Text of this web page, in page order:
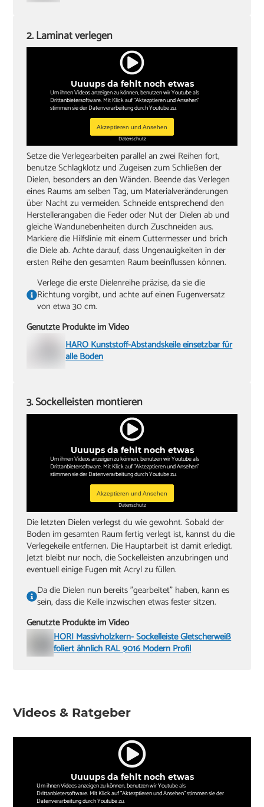
Uuuups da fehlt noch etwas
Um ihnen Videos anzeigen zu können, benutzen wir Youtube als
Drittanbietersoftware. Mit Klick auf "Aktezptieren und Ansehen"
stimmen sie der Datenverarbeitung durch Youtube zu.
Akzeptieren und Ansehen
Datenschutz
2. Laminat verlegen
Setze die Verlegearbeiten parallel an zwei Reihen fort,
benutze Schlagklotz und Zugeisen zum Schließen der
Dielen, besonders an den Wänden. Beende das Verlegen
eines Raums am selben Tag, um Materialveränderungen
über Nacht zu vermeiden. Schneide entsprechend den
Herstellerangaben die Feder oder Nut der Dielen ab und
gleiche Wandunebenheiten durch Zuschneiden aus.
Markiere die Hilfslinie mit einem Cuttermesser und brich
die Diele ab. Achte darauf, dass Ungenauigkeiten in der
ersten Reihe den gesamten Raum beeinflussen können.
Verlege die erste Dielenreihe präzise, da sie die
Richtung vorgibt, und achte auf einen Fugenversatz
von etwa 30 cm.
Genutzte Produkte im Video
HARO Kunststoff-Abstandskeile einsetzbar für
alle Böden
Uuuups da fehlt noch etwas
Um ihnen Videos anzeigen zu können, benutzen wir Youtube als
Drittanbietersoftware. Mit Klick auf "Aktezptieren und Ansehen"
stimmen sie der Datenverarbeitung durch Youtube zu.
Akzeptieren und Ansehen
Datenschutz
3. Sockelleisten montieren
Die letzten Dielen verlegst du wie gewohnt. Sobald der
Boden im gesamten Raum fertig verlegt ist, kannst du die
Verlegekeile entfernen. Die Hauptarbeit ist damit erledigt.
Jetzt bleibt nur noch, die Sockelleisten anzubringen und
eventuell einige Fugen mit Acryl zu füllen.
Da die Dielen nun bereits "gearbeitet" haben, kann es
sein, dass die Keile inzwischen etwas fester sitzen.
Genutzte Produkte im Video
HORI Massivholzkern- Sockelleiste Gletscherweiß
foliert ähnlich RAL 9016 Modern Profil
Videos & Ratgeber
Uuuups da fehlt noch etwas
Um ihnen Videos anzeigen zu können, benutzen wir Youtube als
Drittanbietersoftware. Mit Klick auf "Aktezptieren und Ansehen" stimmen sie der
Datenverarbeitung durch Youtube zu.